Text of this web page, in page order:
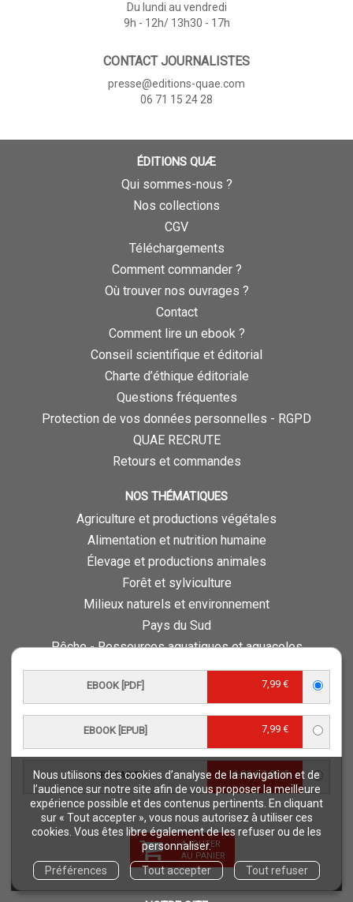
Nous utilisons des cookies d’analyse de la navigation et de
l’audience sur notre site afin de vous proposer la meilleure
expérience possible et des contenus pertinents. En cliquant
sur « Tout accepter », vous nous autorisez à utiliser ces
cookies. Vous êtes libre également de les refuser ou de les
personnaliser.
Préférences
Tout accepter Tout refuser
EBOOK [PDF] 7,99 €
EBOOK [EPUB] 7,99 €
LIVRE PAPIER 4,80 € 1,92 €
AJOUTER
AU PANIER
Du lundi au vendredi
9h - 12h/ 13h30 - 17h
CONTACT JOURNALISTES
presse@editions-quae.com
06 71 15 24 28
ÉDITIONS QUÆ
Qui sommes-nous ?
Nos collections
CGV
Téléchargements
Comment commander ?
Où trouver nos ouvrages ?
Contact
Comment lire un ebook ?
Conseil scientifique et éditorial
Charte d’éthique éditoriale
Questions fréquentes
Protection de vos données personnelles - RGPD
QUAE RECRUTE
Retours et commandes
NOS THÉMATIQUES
Agriculture et productions végétales
Alimentation et nutrition humaine
Élevage et productions animales
Forêt et sylviculture
Milieux naturels et environnement
Pays du Sud
Pêche - Ressources aquatiques et aquacoles
Sciences de la vie et de la terre
Science pour tous
ESPACE PRO
Vous êtes auteur
Vous êtes journaliste
Vous êtes libraire
Vous êtes bibliothécaire
Foreign rights
Procédure d'évaluation